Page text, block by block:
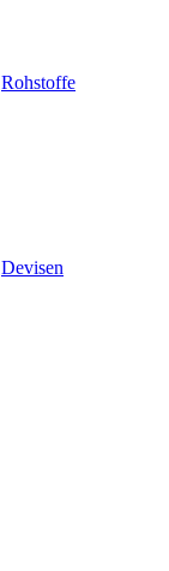
Rohstoffe
Devisen